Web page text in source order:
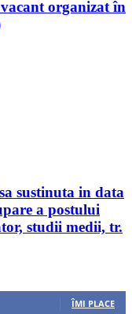
organizat în
sustinuta in data
a postului
studii medii, tr.
ÎMI PLACE